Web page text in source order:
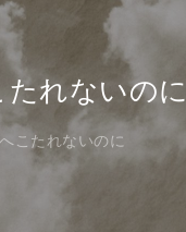
れないのに
こたれないのに